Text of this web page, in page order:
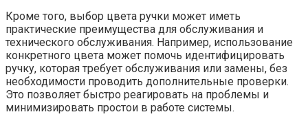
Кроме того, выбор цвета ручки может иметь
практические преимущества для обслуживания и
технического обслуживания. Например, использование
конкретного цвета может помочь идентифицировать
ручку, которая требует обслуживания или замены, без
необходимости проводить дополнительные проверки.
Это позволяет быстро реагировать на проблемы и
минимизировать простои в работе системы.